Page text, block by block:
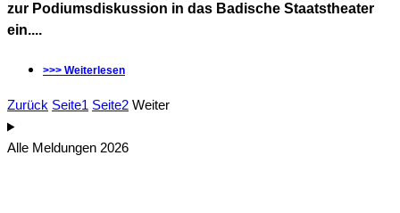
zur Podiumsdiskussion in das Badische Staatstheater
ein....
>>> Weiterlesen
Zurück Seite1 Seite2 Weiter
Alle Meldungen 2026